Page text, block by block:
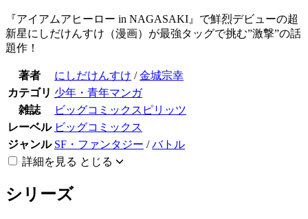
『アイアムアヒーロー in NAGASAKI』で鮮烈デビューの超
新星にしだけんすけ（漫画）が最強タッグで挑む”激撃”の話
題作！
著者 にしだけんすけ /金城宗幸
カテゴリ 少年・青年マンガ
雑誌
ビッグコミックスピリッツ
レーベル ビッグコミックス
ジャンル SF・ファンタジー /バトル
詳細を見る とじる
シリーズ